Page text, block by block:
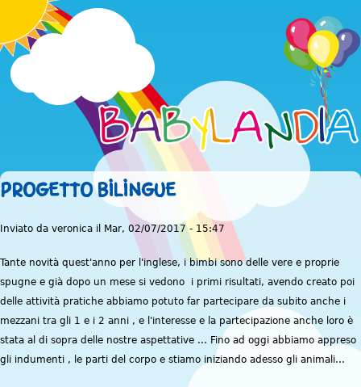
PROGETTO BILINGUE
Inviato da veronica il Mar, 02/07/2017 - 15:47
Tante novità quest'anno per l'inglese, i bimbi sono delle vere e proprie
spugne e già dopo un mese si vedono i primi risultati, avendo creato poi
delle attività pratiche abbiamo potuto far partecipare da subito anche i
mezzani tra gli 1 e i 2 anni , e l'interesse e la partecipazione anche loro è
stata al di sopra delle nostre aspettative ... Fino ad oggi abbiamo appreso
gli indumenti , le parti del corpo e stiamo iniziando adesso gli animali...